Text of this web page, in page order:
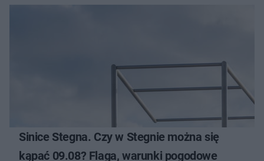
Sinice Stegna. Czy w Stegnie można się
kąpać 09.08? Flaga, warunki pogodowe